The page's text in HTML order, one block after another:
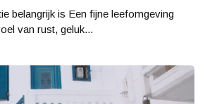
belangrijk is Een fijne leefomgeving
van rust, geluk...